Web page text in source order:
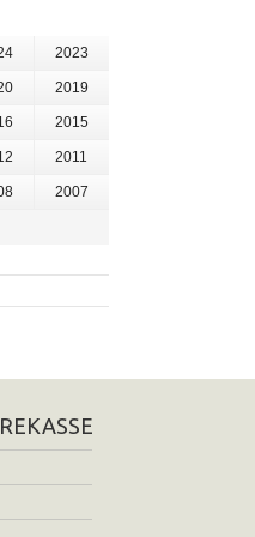
2023
2019
2015
2011
2007